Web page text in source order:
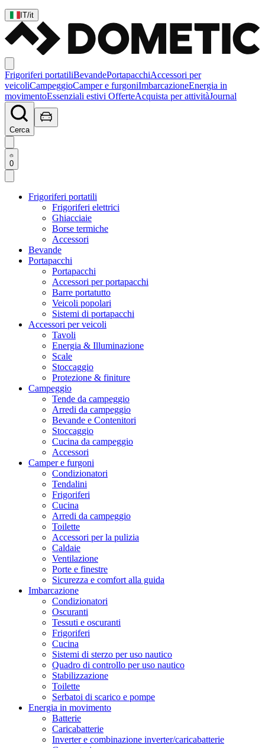
IT/it
Frigoriferi portatiliBevandePortapacchiAccessori per
veicoliCampeggioCamper e furgoniImbarcazioneEnergia in
movimentoEssenziali estivi OfferteAcquista per attivitàJournal
Cerca
0
Frigoriferi portatili
Frigoriferi elettrici
Ghiacciaie
Borse termiche
Accessori
Bevande
Portapacchi
Portapacchi
Accessori per portapacchi
Barre portatutto
Veicoli popolari
Sistemi di portapacchi
Accessori per veicoli
Tavoli
Energia & Illuminazione
Scale
Stoccaggio
Protezione & finiture
Campeggio
Tende da campeggio
Arredi da campeggio
Bevande e Contenitori
Stoccaggio
Cucina da campeggio
Accessori
Camper e furgoni
Condizionatori
Tendalini
Frigoriferi
Cucina
Arredi da campeggio
Toilette
Accessori per la pulizia
Caldaie
Ventilazione
Porte e finestre
Sicurezza e comfort alla guida
Imbarcazione
Condizionatori
Oscuranti
Tessuti e oscuranti
Frigoriferi
Cucina
Sistemi di sterzo per uso nautico
Quadro di controllo per uso nautico
Stabilizzazione
Toilette
Serbatoi di scarico e pompe
Energia in movimento
Batterie
Caricabatterie
Inverter e combinazione inverter/caricabatterie